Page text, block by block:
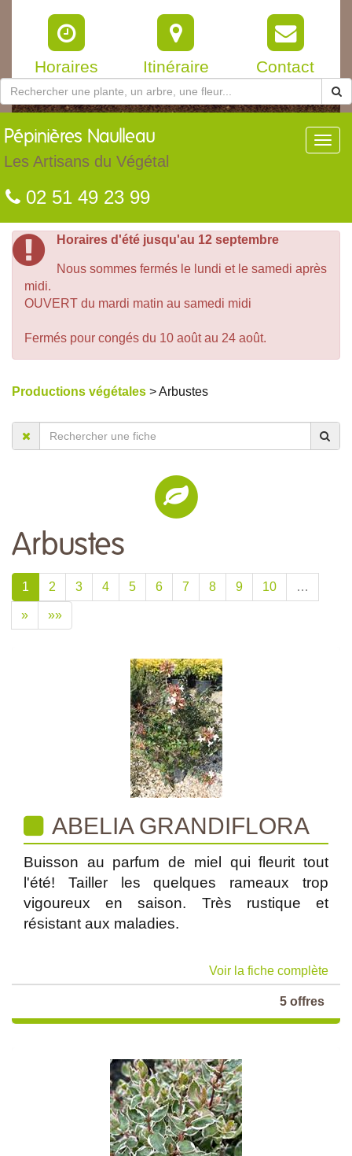
Horaires Itinéraire Contact
Pépinières Naulleau
Les Artisans du Végétal
02 51 49 23 99
Horaires d'été jusqu'au 12 septembre
Nous sommes fermés le lundi et le samedi après
midi.
OUVERT du mardi matin au samedi midi
Fermés pour congés du 10 août au 24 août.
Productions végétales > Arbustes
Arbustes
1 2 3 4 5 6 7 8 9 10 …
» »»
ABELIA GRANDIFLORA
Buisson au parfum de miel qui fleurit tout
l'été! Tailler les quelques rameaux trop
vigoureux en saison. Très rustique et
résistant aux maladies.
Voir la fiche complète
5 offres